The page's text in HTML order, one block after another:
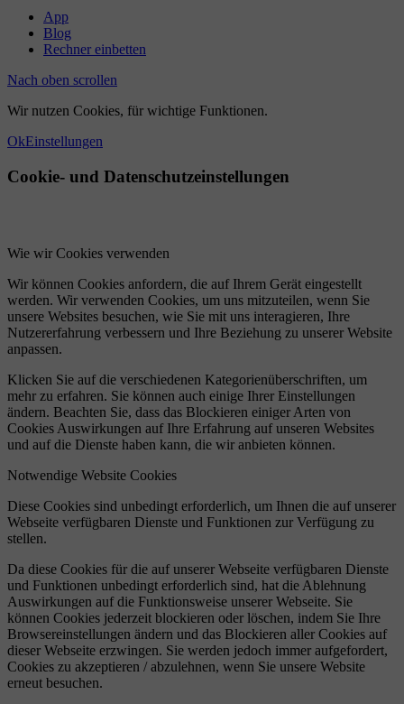
App
Blog
Rechner einbetten
Nach oben scrollen
Wir nutzen Cookies, für wichtige Funktionen.
OkEinstellungen
Cookie- und Datenschutzeinstellungen
Wie wir Cookies verwenden
Wir können Cookies anfordern, die auf Ihrem Gerät eingestellt
werden. Wir verwenden Cookies, um uns mitzuteilen, wenn Sie
unsere Websites besuchen, wie Sie mit uns interagieren, Ihre
Nutzererfahrung verbessern und Ihre Beziehung zu unserer Website
anpassen.
Klicken Sie auf die verschiedenen Kategorienüberschriften, um
mehr zu erfahren. Sie können auch einige Ihrer Einstellungen
ändern. Beachten Sie, dass das Blockieren einiger Arten von
Cookies Auswirkungen auf Ihre Erfahrung auf unseren Websites
und auf die Dienste haben kann, die wir anbieten können.
Notwendige Website Cookies
Diese Cookies sind unbedingt erforderlich, um Ihnen die auf unserer
Webseite verfügbaren Dienste und Funktionen zur Verfügung zu
stellen.
Da diese Cookies für die auf unserer Webseite verfügbaren Dienste
und Funktionen unbedingt erforderlich sind, hat die Ablehnung
Auswirkungen auf die Funktionsweise unserer Webseite. Sie
können Cookies jederzeit blockieren oder löschen, indem Sie Ihre
Browsereinstellungen ändern und das Blockieren aller Cookies auf
dieser Webseite erzwingen. Sie werden jedoch immer aufgefordert,
Cookies zu akzeptieren / abzulehnen, wenn Sie unsere Website
erneut besuchen.